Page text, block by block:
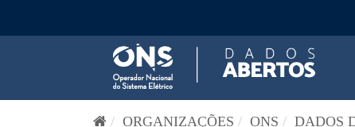
ORGANIZAÇÕES ONS DADOS